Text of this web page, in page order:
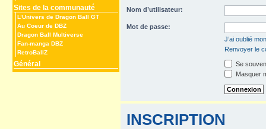
Sites de la communauté
L’Univers de Dragon Ball GT
Au Coeur de DBZ
Dragon Ball Multiverse
Fan-manga DBZ
RetroBallZ
Général
Nom d’utilisateur:
Mot de passe:
J’ai oublié
Renvoyer le
Se
Masquer
INSCRIPTION